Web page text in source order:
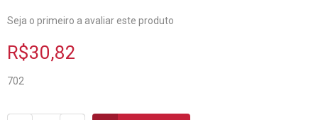
Seja o primeiro a avaliar este produto
R$30,82
702